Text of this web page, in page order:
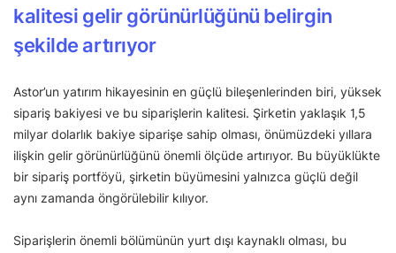
kalitesi gelir görünürlüğünü belirgin
şekilde artırıyor
Astor’un yatırım hikayesinin en güçlü bileşenlerinden biri, yüksek
sipariş bakiyesi ve bu siparişlerin kalitesi. Şirketin yaklaşık 1,5
milyar dolarlık bakiye siparişe sahip olması, önümüzdeki yıllara
ilişkin gelir görünürlüğünü önemli ölçüde artırıyor. Bu büyüklükte
bir sipariş portföyü, şirketin büyümesini yalnızca güçlü değil
aynı zamanda öngörülebilir kılıyor.
Siparişlerin önemli bölümünün yurt dışı kaynaklı olması, bu